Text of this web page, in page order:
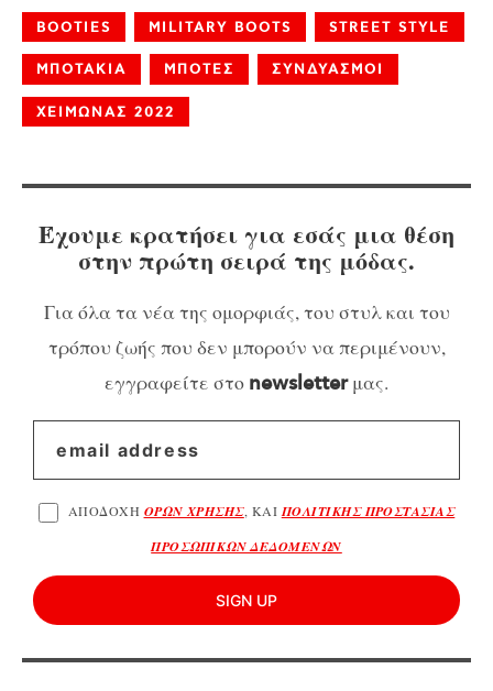
BOOTIES MILITARY BOOTS STREET STYLE
ΜΠΟΤΑΚΙΑ ΜΠΟΤΕΣ ΣΥΝΔΥΑΣΜΟΙ
ΧΕΙΜΩΝΑΣ 2022
Έχουμε κρατήσει για εσάς μια θέση
στην πρώτη σειρά της μόδας.
Για όλα τα νέα της ομορφιάς, του στυλ και του
τρόπου ζωής που δεν μπορούν να περιμένουν,
εγγραφείτε στο newsletterμας.
ΑΠΟΔΟΧΗ ΟΡΩΝ ΧΡΗΣΗΣ, ΚΑΙ ΠΟΛΙΤΙΚΗΣ ΠΡΟΣΤΑΣΙΑΣ
ΠΡΟΣΩΠΙΚΩΝ ΔΕΔΟΜΕΝΩΝ
SIGN UP